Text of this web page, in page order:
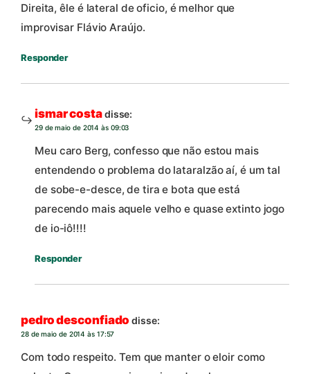
Direita, êle é lateral de oficio, é melhor que
improvisar Flávio Araújo.
Responder
ismar costadisse:
29 de maio de 2014 às 09:03
Meu caro Berg, confesso que não estou mais
entendendo o problema do lataralzão aí, é um tal
de sobe-e-desce, de tira e bota que está
parecendo mais aquele velho e quase extinto jogo
de io-iô!!!!
Responder
pedro desconfiado disse:
28 de maio de 2014 às 17:57
Com todo respeito. Tem que manter o eloir como